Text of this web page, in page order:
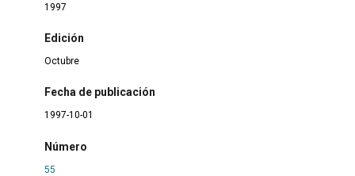
1997
Edición
Octubre
Fecha de publicación
1997-10-01
Número
55